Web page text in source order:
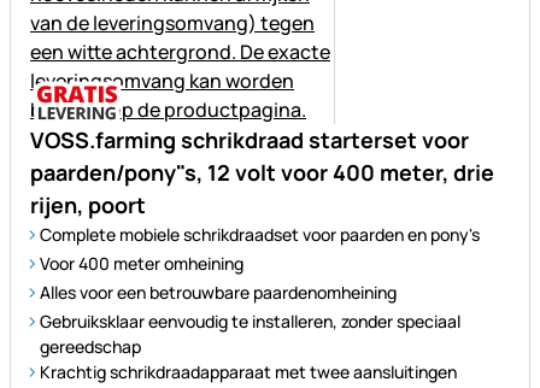
VOSS.farming schrikdraad starterset voor
paarden/pony"s, 12 volt voor 400 meter, drie
rijen, poort
Complete mobiele schrikdraadset voor paarden en pony's
Voor 400 meter omheining
Alles voor een betrouwbare paardenomheining
Gebruiksklaar eenvoudig te installeren, zonder speciaal
gereedschap
Krachtig schrikdraadapparaat met twee aansluitingen